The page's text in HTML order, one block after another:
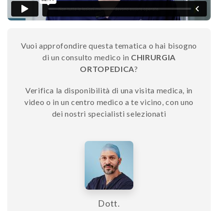
Vuoi approfondire questa tematica o hai bisogno
di un consulto medico in CHIRURGIA
ORTOPEDICA?
Verifica la disponibilità di una visita medica, in
video o in un centro medico a te vicino, con uno
dei nostri specialisti selezionati
Dott.